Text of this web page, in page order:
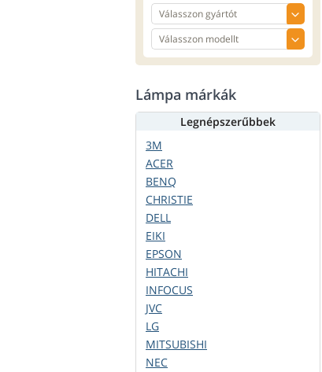
Lámpa márkák
Legnépszerűbbek
3M
ACER
BENQ
CHRISTIE
DELL
EIKI
EPSON
HITACHI
INFOCUS
JVC
LG
MITSUBISHI
NEC